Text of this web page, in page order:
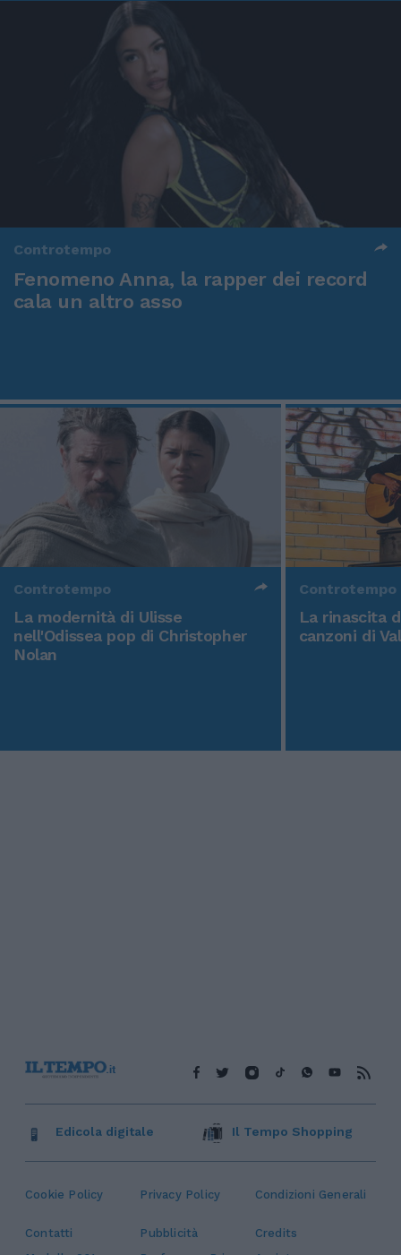
Controtempo
Fenomeno Anna, la rapper dei record
cala un altro asso
Controtempo
La modernità di Ulisse
nell'Odissea pop di Christopher
Nolan
Controtempo
La rinascita
canzoni di
Cookie Policy Privacy Policy Condizioni Generali
Contatti Pubblicità
Credits
Edicola digitale Il Tempo Shopping